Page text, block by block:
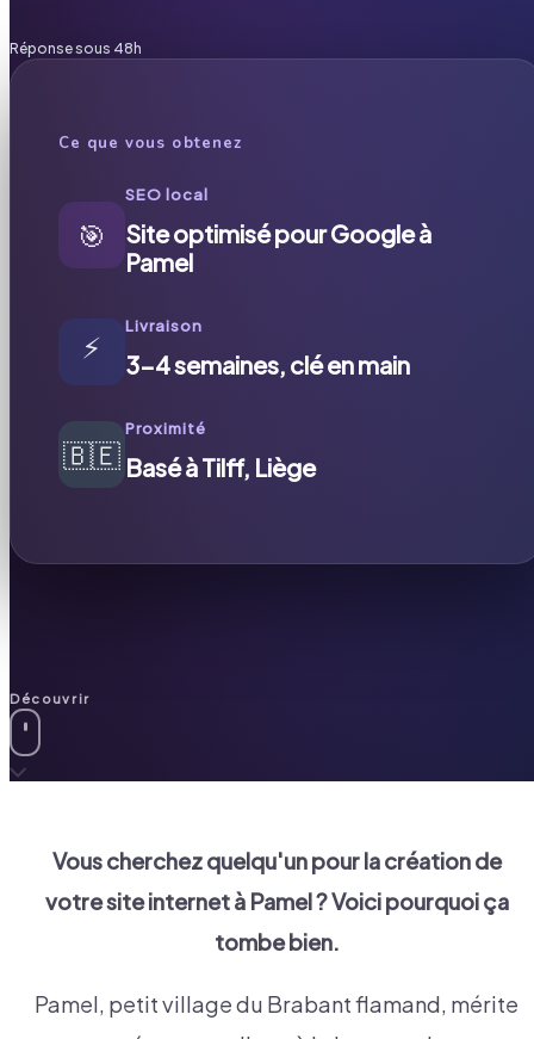
Réponse sous 48h
Ce que vous obtenez
🎯
SEO local
Site optimisé pour Google à
Pamel
⚡
Livraison
3-4 semaines, clé en main
🇧🇪
Proximité
Basé à Tilff, Liège
Découvrir
Vous cherchez quelqu'un pour la création de
votre site internet à Pamel? Voici pourquoi ça
tombe bien.
Pamel, petit village du Brabant flamand, mérite